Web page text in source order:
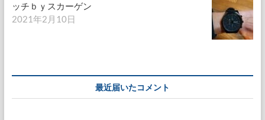
ッチｂｙスカーゲン
2021年2月10日
最近届いたコメント